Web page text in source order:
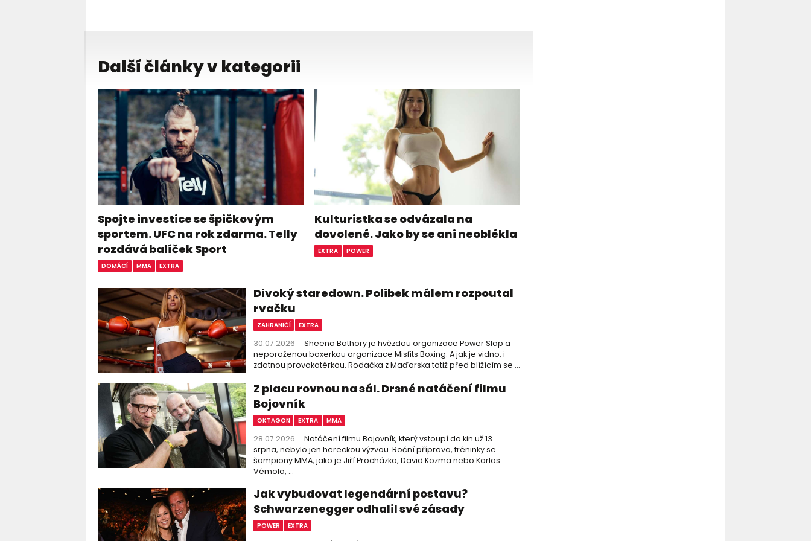
Další články v kategorii
Spojte investice se špičkovým
sportem. UFC na rok zdarma. Telly
rozdává balíček Sport
DOMÁCÍ MMA EXTRA
Kulturistka se odvázala na
dovolené. Jako by se ani neoblékla
EXTRA POWER
Divoký staredown. Polibek málem rozpoutal
rvačku
ZAHRANIČÍ EXTRA
30.07.2026
Sheena Bathory je hvězdou organizace Power Slap a
neporaženou boxerkou organizace Misfits Boxing. A jak je vidno, i
zdatnou provokatérkou. Rodačka z Maďarska totiž před blížícím se ...
Z placu rovnou na sál. Drsné natáčení filmu
Bojovník
OKTAGON EXTRA MMA
28.07.2026
Natáčení filmu Bojovník, který vstoupí do kin už 13.
srpna, nebylo jen hereckou výzvou. Roční příprava, tréninky se
šampiony MMA, jako je Jiří Procházka, David Kozma nebo Karlos
Vémola, ...
Jak vybudovat legendární postavu?
Schwarzenegger odhalil své zásady
POWER EXTRA